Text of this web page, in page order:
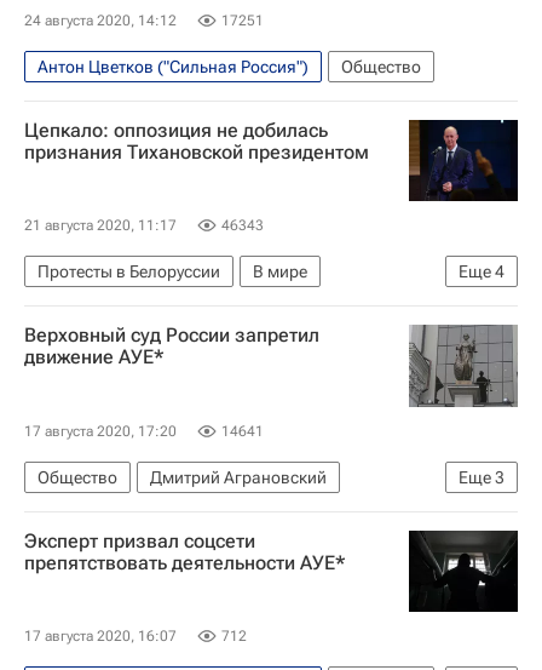
Госпитализация Алексея Навального
24 августа 2020, 14:12 17251
Антон Цветков ("Сильная Россия") Общество
Цепкало: оппозиция не добилась
признания Тихановской президентом
21 августа 2020, 11:17 46343
Еще4
Протесты в Белоруссии
В мире
Белоруссия
Александр Лукашенко
Светлана Тихановская
Валерий Цепкало
Верховный суд России запретил
движение АУЕ*
17 августа 2020, 17:20 14641
Еще3
Общество
Дмитрий Аграновский
Верховный суд РФ
Игорь Краснов
Анна Кузнецова
Эксперт призвал соцсети
препятствовать деятельности АУЕ*
17 августа 2020, 16:07 712